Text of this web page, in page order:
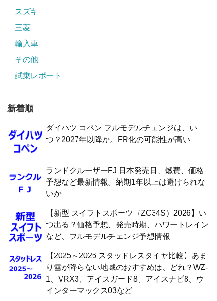
スズキ
三菱
輸入車
その他
試乗レポート
新着順
ダイハツ コペン フルモデルチェンジは、い
つ？2027年以降か。FR化の可能性が高い
ランドクルーザーFJ 日本発売日、燃費、価格
予想など最新情報。納期1年以上は避けられな
いか
【新型 スイフトスポーツ（ZC34S）2026】い
つ出る？価格予想、発売時期、パワートレイン
など、フルモデルチェンジ予想情報
【2025～2026 スタッドレスタイヤ比較】あま
り雪が降らない地域のおすすめは、どれ？WZ-
1、VRX3、アイスガード8、アイスナビ8、ウ
インターマックス03など